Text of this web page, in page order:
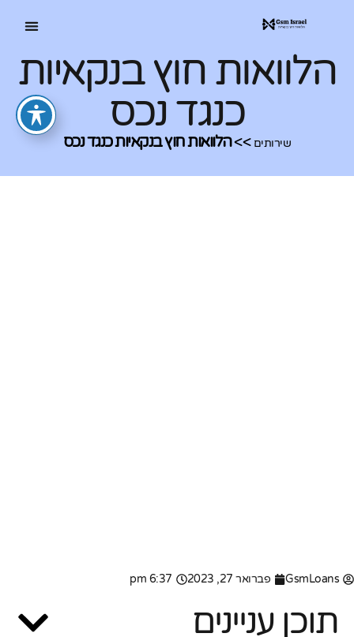
הלוואות חוץ בנקאיות
כנגד נכס
שירותים >>הלוואות חוץ בנקאיות כנגד נכס
GsmLoans פברואר 27, 2023 6:37 pm
תוכן עניינים